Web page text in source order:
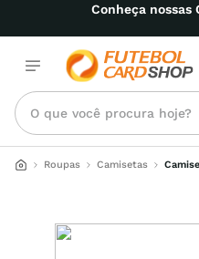
Conheça nossas
O que você procura hoje?
Roupas Camisetas